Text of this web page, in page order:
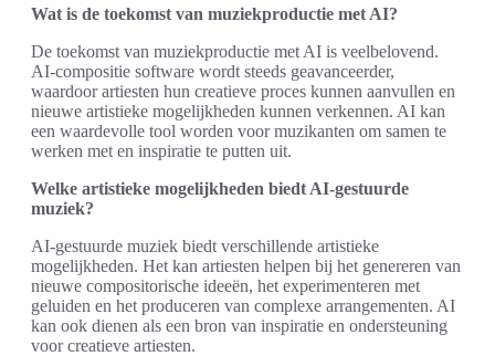
Wat is de toekomst van muziekproductie met AI?
De toekomst van muziekproductie met AI is veelbelovend.
AI-compositie software wordt steeds geavanceerder,
waardoor artiesten hun creatieve proces kunnen aanvullen en
nieuwe artistieke mogelijkheden kunnen verkennen. AI kan
een waardevolle tool worden voor muzikanten om samen te
werken met en inspiratie te putten uit.
Welke artistieke mogelijkheden biedt AI-gestuurde
muziek?
AI-gestuurde muziek biedt verschillende artistieke
mogelijkheden. Het kan artiesten helpen bij het genereren van
nieuwe compositorische ideeën, het experimenteren met
geluiden en het produceren van complexe arrangementen. AI
kan ook dienen als een bron van inspiratie en ondersteuning
voor creatieve artiesten.